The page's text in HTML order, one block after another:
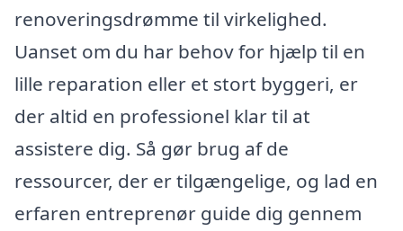
renoveringsdrømme til virkelighed.
Uanset om du har behov for hjælp til en
lille reparation eller et stort byggeri, er
der altid en professionel klar til at
assistere dig. Så gør brug af de
ressourcer, der er tilgængelige, og lad en
erfaren entreprenør guide dig gennem